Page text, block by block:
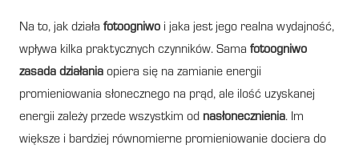
Na to, jak działa fotoogniwo i jaka jest jego realna wydajność,
wpływa kilka praktycznych czynników. Sama fotoogniwo
zasada działania opiera się na zamianie energii
promieniowania słonecznego na prąd, ale ilość uzyskanej
energii zależy przede wszystkim od nasłonecznienia. Im
większe i bardziej równomierne promieniowanie dociera do